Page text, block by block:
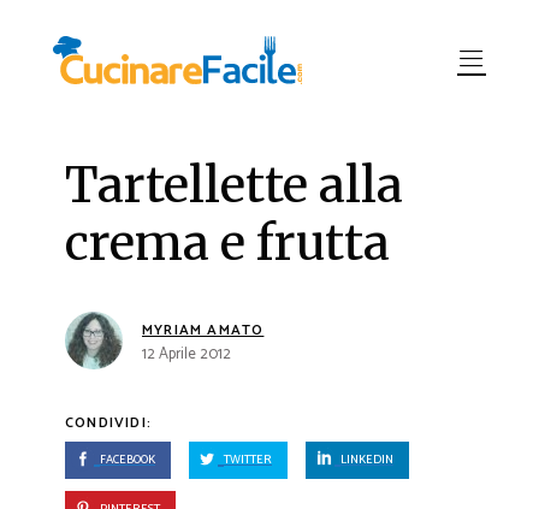
Tartellette alla
crema e frutta
MYRIAM AMATO
12 Aprile 2012
CONDIVIDI:
FACEBOOK TWITTER LINKEDIN